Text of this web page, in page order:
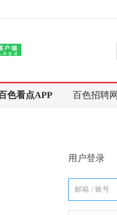
色看点APP 百色招聘网
用户登录